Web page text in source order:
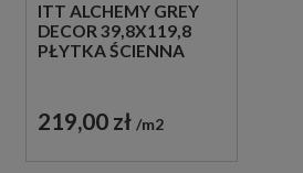
ITT ALCHEMY GREY
DECOR 39,8X119,8
PŁYTKA ŚCIENNA
219,00 zł m2